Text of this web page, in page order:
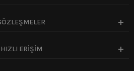
HIZLI ERİŞİM